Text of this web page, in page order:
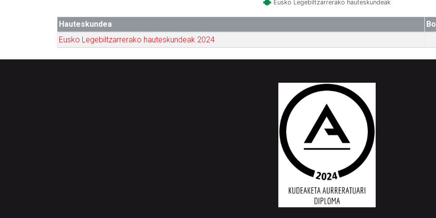
Eusko Legebiltzarrerako hauteskundeak
Hauteskundea
Eusko Legebiltzarrerako hauteskundeak 2024